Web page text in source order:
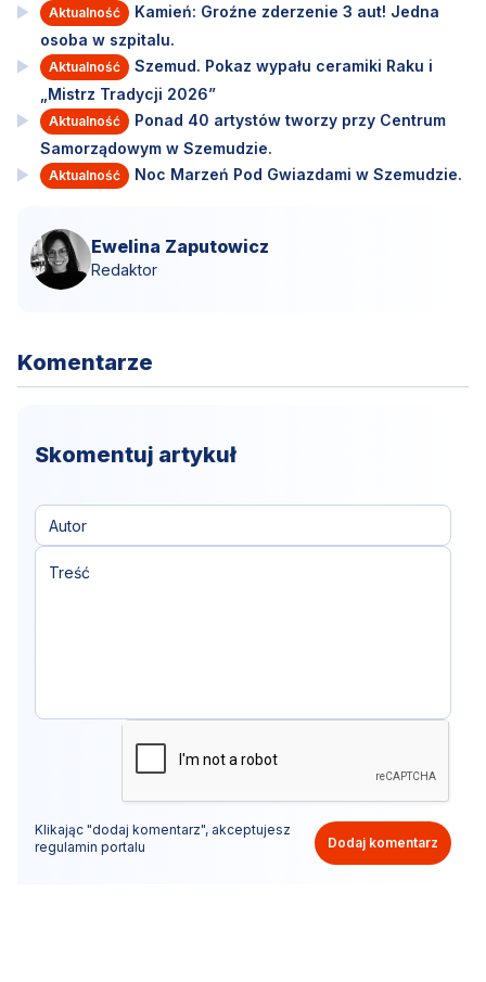
Aktualność
Kamień: Groźne zderzenie 3 aut! Jedna
osoba w szpitalu.
Aktualność
Szemud. Pokaz wypału ceramiki Raku i
„Mistrz Tradycji 2026”
Aktualność
Ponad 40 artystów tworzy przy Centrum
Samorządowym w Szemudzie.
Aktualność Noc Marzeń Pod Gwiazdami w Szemudzie.
Ewelina Zaputowicz
Redaktor
Komentarze
Skomentuj artykuł
Klikając "dodaj komentarz", akceptujesz
regulamin portalu
Dodaj komentarz